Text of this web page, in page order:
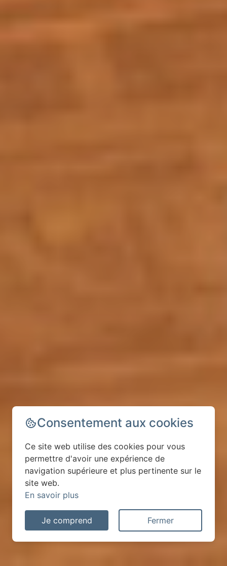
Consentement aux cookies
Ce site web utilise des cookies pour vous
permettre d'avoir une expérience de
navigation supérieure et plus pertinente sur le
site web.
En savoir plus
Je comprend Fermer